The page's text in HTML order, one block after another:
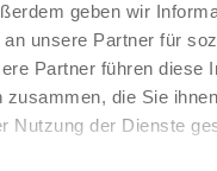
geben wir
unsere Partner für
Partner führen diese
die Sie
Nutzung der Dienste